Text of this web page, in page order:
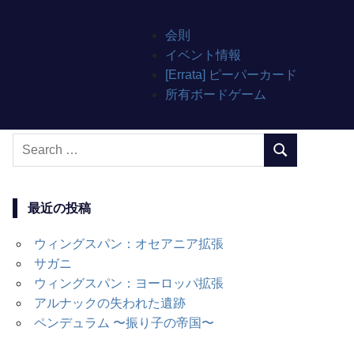
会則
イベント情報
[Errata] ピーパーカード
所有ボードゲーム
Search
SEARCH
最近の投稿
ウィングスパン：オセアニア拡張
サガニ
ウィングスパン：ヨーロッパ拡張
アルナックの失われた遺跡
ペンデュラム 〜振り子の帝国〜